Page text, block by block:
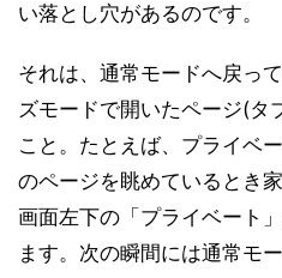
い落とし穴があるのです。
それは、通常モードへ戻っ
ズモードで開いたページ(タ
こと。たとえば、プライベ
のページを眺めているとき
画面左下の「プライベート
ます。次の瞬間には通常モ